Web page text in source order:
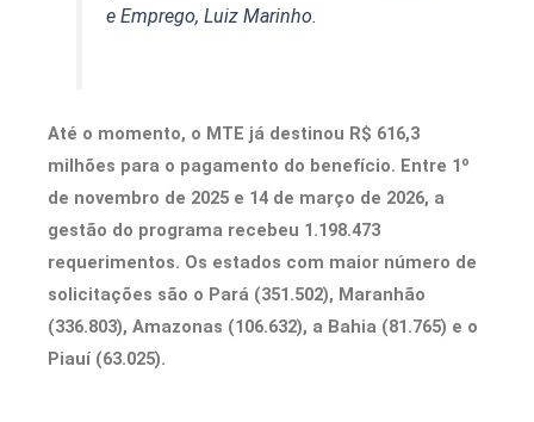
e Emprego, Luiz Marinho.
Até o momento, o MTE já destinou R$ 616,3
milhões para o pagamento do benefício. Entre 1º
de novembro de 2025 e 14 de março de 2026, a
gestão do programa recebeu 1.198.473
requerimentos. Os estados com maior número de
solicitações são o Pará (351.502), Maranhão
(336.803), Amazonas (106.632), a Bahia (81.765) e o
Piauí (63.025).